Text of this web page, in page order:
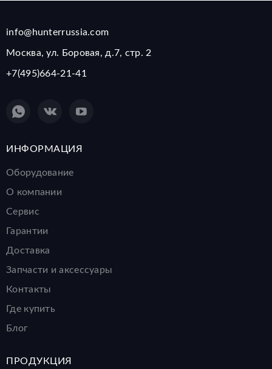
info@hunterrussia.com
Москва, ул. Боровая, д.7, стр. 2
+7(495)664-21-41
ИНФОРМАЦИЯ
Оборудование
О компании
Сервис
Гарантии
Доставка
Запчасти и аксессуары
Контакты
Где купить
Блог
ПРОДУКЦИЯ